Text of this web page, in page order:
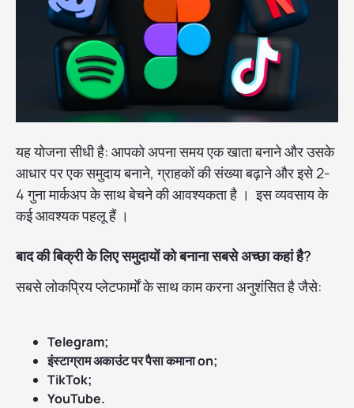
यह योजना सीधी है: आपको अपना समय एक खाता बनाने और उसके
आधार पर एक समुदाय बनाने, ग्राहकों की संख्या बढ़ाने और इसे 2-
4 गुना मार्कअप के साथ बेचने की आवश्यकता है । इस व्यवसाय के
कई आवश्यक पहलू हैं ।
बाद की बिक्री के लिए समुदायों को बनाना सबसे अच्छा कहां है?
सबसे लोकप्रिय प्लेटफार्मों के साथ काम करना अनुशंसित है जैसे:
Telegram;
इंस्टाग्राम अकाउंट पर पैसा कमाना on;
TikTok;
YouTube.